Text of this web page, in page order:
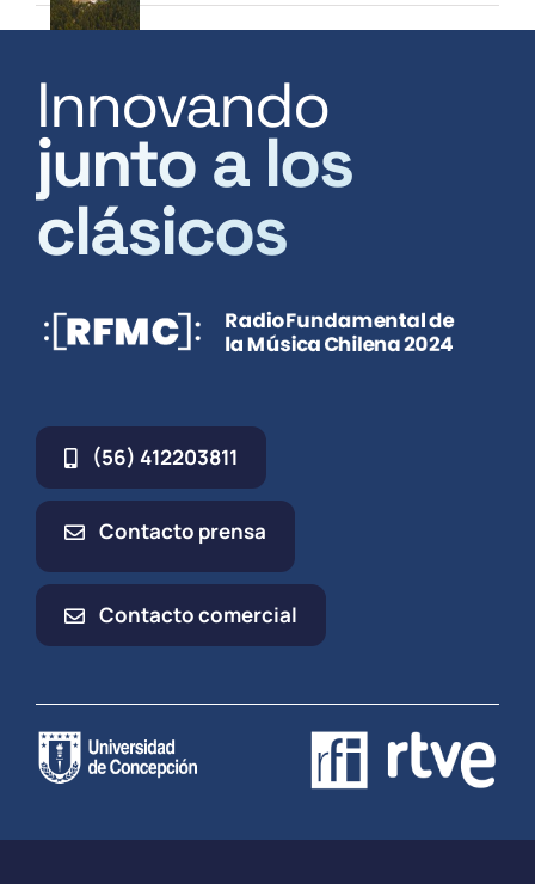
Innovando
junto a los
clásicos
(56) 412203811
Contacto prensa
Contacto comercial